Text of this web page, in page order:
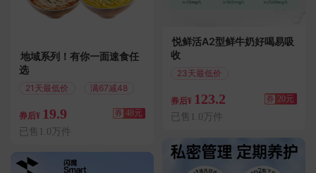
地域系列！有你一面速食任
选
21天最低价 满67减48
券后¥ 19.9 券 48元
已售1.0万件
悦鲜活A2型鲜牛奶好喝易吸
收
23天最低价
券后¥ 123.2 券 20元
已售1.0万件